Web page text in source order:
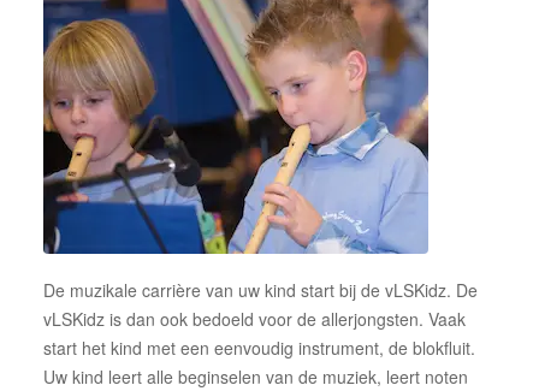
Donateur of sponsor worden
Een korps boeken
De muzikale carrière van uw kind start bij de vLSKidz. De
vLSKidz is dan ook bedoeld voor de allerjongsten. Vaak
start het kind met een eenvoudig instrument, de blokfluit.
Uw kind leert alle beginselen van de muziek, leert noten